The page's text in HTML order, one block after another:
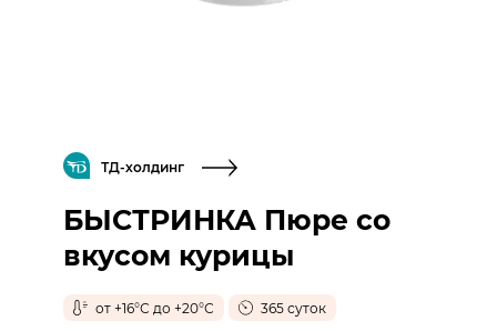
ТД-холдинг
БЫСТРИНКА Пюре со
вкусом курицы
от +16°С до +20°С 365 суток